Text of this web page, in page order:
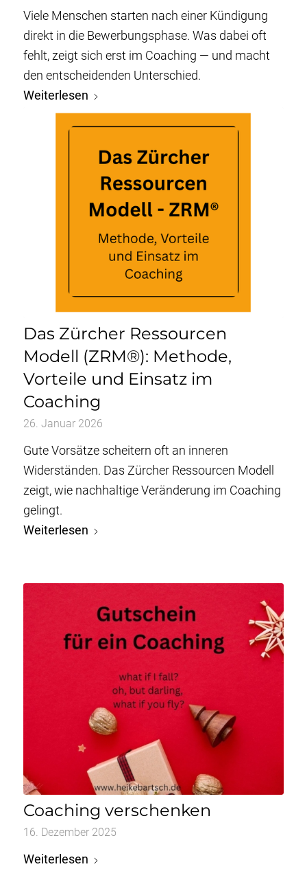
Viele Menschen starten nach einer Kündigung
direkt in die Bewerbungsphase. Was dabei oft
fehlt, zeigt sich erst im Coaching — und macht
den entscheidenden Unterschied.
Weiterlesen
Das Zürcher Ressourcen
Modell (ZRM®): Methode,
Vorteile und Einsatz im
Coaching
26. Januar 2026
Gute Vorsätze scheitern oft an inneren
Widerständen. Das Zürcher Ressourcen Modell
zeigt, wie nachhaltige Veränderung im Coaching
gelingt.
Weiterlesen
Coaching verschenken
16. Dezember 2025
Weiterlesen